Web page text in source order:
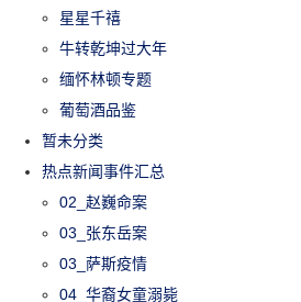
星星千禧
牛转乾坤过大年
缅怀林顿专题
葡萄酒品鉴
暂未分类
热点新闻事件汇总
02_赵巍命案
03_张东岳案
03_萨斯疫情
04_华裔女童溺毙